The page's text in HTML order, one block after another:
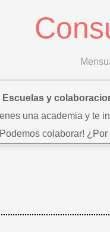
Escuelas y
una academia y te
colaborar!